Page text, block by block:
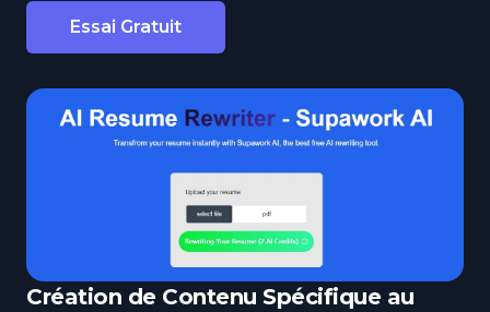
Essai Gratuit
Création de Contenu Spécifique au